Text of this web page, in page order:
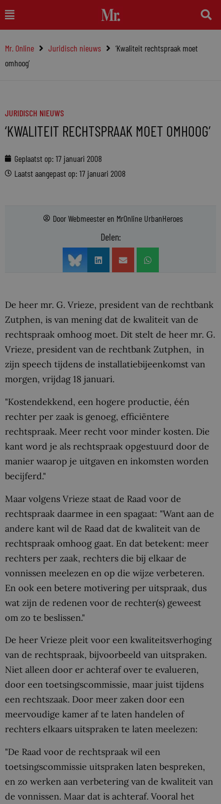
naar
inhoud
Main
Menu
Mr. Online Juridisch nieuws
‘Kwaliteit rechtspraak moet
omhoog’
JURIDISCH NIEUWS
‘KWALITEIT RECHTSPRAAK MOET OMHOOG’
Geplaatst op: 17 januari 2008
Laatst aangepast op: 17 januari 2008
DoorWebmeesteren MrOnline UrbanHeroes
Delen:
De heer mr. G. Vrieze, president van de rechtbank
Zutphen, is van mening dat de kwaliteit van de
rechtspraak omhoog moet. Dit stelt de heer mr. G.
Vrieze, president van de rechtbank Zutphen, in
zijn speech tijdens de installatiebijeenkomst van
morgen, vrijdag 18 januari.
"Kostendekkend, een hogere productie, één
rechter per zaak is genoeg, efficiëntere
rechtspraak. Meer recht voor minder kosten. Die
kant word je als rechtspraak opgestuurd door de
manier waarop je uitgaven en inkomsten worden
becijferd."
Maar volgens Vrieze staat de Raad voor de
rechtspraak daarmee in een spagaat: "Want aan de
andere kant wil de Raad dat de kwaliteit van de
rechtspraak omhoog gaat. En dat betekent: meer
rechters per zaak, rechters die bij elkaar de
vonnissen meelezen en op die wijze verbeteren.
En ook een betere motivering per uitspraak, dus
wat zijn de redenen voor de rechter(s) geweest
om zo te beslissen."
De heer Vrieze pleit voor een kwaliteitsverhoging
van de rechtspraak, bijvoorbeeld van uitspraken.
Niet alleen door er achteraf over te evalueren,
door een toetsingscommissie, maar juist tijdens
een rechtszaak. Door meer zaken door een
meervoudige kamer af te laten handelen of
rechters elkaars uitspraken te laten meelezen:
"De Raad voor de rechtspraak wil een
toetsingscommissie uitspraken laten bespreken,
en zo werken aan verbetering van de kwaliteit van
de vonnissen. Maar dat is achteraf. Vooral het